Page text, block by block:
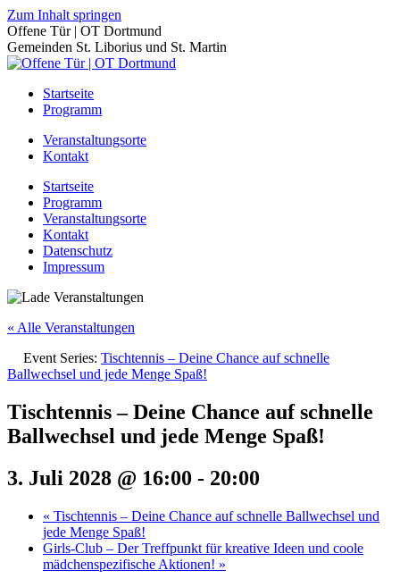
Zum Inhalt springen
Offene Tür | OT Dortmund
Gemeinden St. Liborius und St. Martin
Startseite
Programm
Veranstaltungsorte
Kontakt
Startseite
Programm
Veranstaltungsorte
Kontakt
Datenschutz
Impressum
« Alle Veranstaltungen
Event Series: Tischtennis – Deine Chance auf schnelle
Ballwechsel und jede Menge Spaß!
Tischtennis – Deine Chance auf schnelle
Ballwechsel und jede Menge Spaß!
3. Juli 2028 @ 16:00 - 20:00
« Tischtennis – Deine Chance auf schnelle Ballwechsel und
jede Menge Spaß!
Girls-Club – Der Treffpunkt für kreative Ideen und coole
mädchenspezifische Aktionen! »